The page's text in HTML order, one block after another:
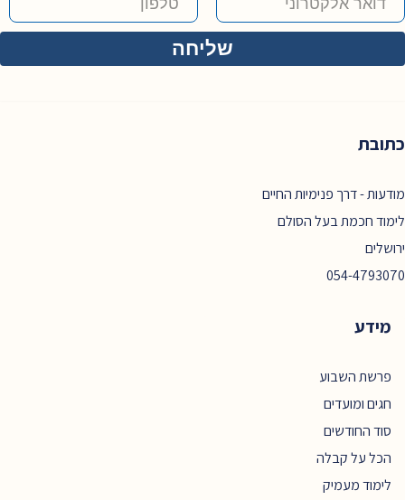
כתובת
מודעות - דרך פנימיות החיים
לימוד חכמת בעל הסולם
ירושלים
054-4793070
מידע
פרשת השבוע
חגים ומועדים
סוד החודשים
הכל על קבלה
לימוד מעמיק